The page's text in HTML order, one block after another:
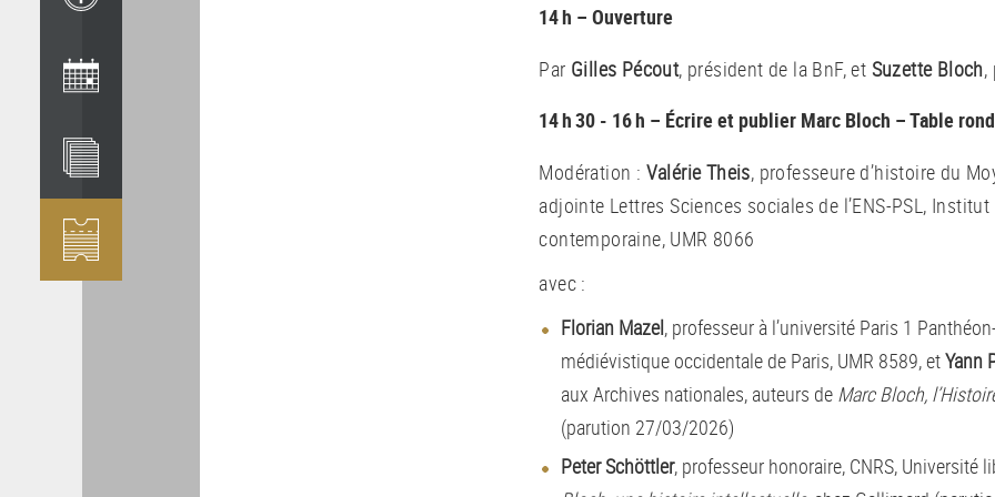
14 h – Ouverture
Par Gilles Pécout, président de la BnF, et Suzette Bloch,
14 h 30 - 16 h – Écrire et publier Marc Bloch – Table
Modération : Valérie Theis, professeure d’histoire du
adjointe Lettres Sciences sociales de l’ENS-PSL,
contemporaine, UMR 8066
avec :
Florian Mazel, professeur à l’université Paris 1
médiévistique occidentale de Paris, UMR 8589, etYann
aux Archives nationales, auteurs de Marc Bloch,
(parution 27/03/2026)
Peter Schöttler, professeur honoraire, CNRS, Université